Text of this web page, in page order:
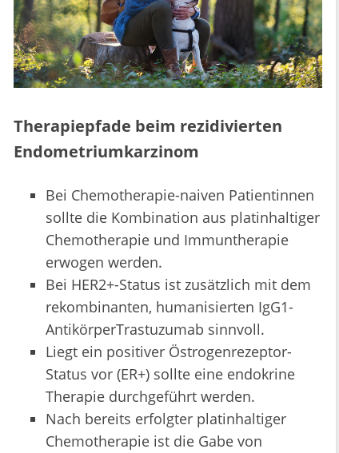
Therapiepfade beim rezidivierten
Endometriumkarzinom
Bei Chemotherapie-naiven Patientinnen
sollte die Kombination aus platinhaltiger
Chemotherapie und Immuntherapie
erwogen werden.
Bei HER2+-Status ist zusätzlich mit dem
rekombinanten, humanisierten IgG1-
AntikörperTrastuzumab sinnvoll.
Liegt ein positiver Östrogenrezeptor-
Status vor (ER+) sollte eine endokrine
Therapie durchgeführt werden.
Nach bereits erfolgter platinhaltiger
Chemotherapie ist die Gabe von